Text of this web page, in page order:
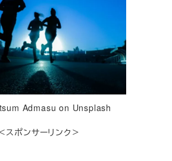
Admasu on Unsplash
スポンサーリンク＞